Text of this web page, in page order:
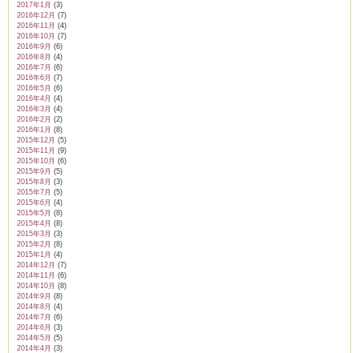
2017年1月 (3)
2016年12月 (7)
2016年11月 (4)
2016年10月 (7)
2016年9月 (6)
2016年8月 (4)
2016年7月 (6)
2016年6月 (7)
2016年5月 (6)
2016年4月 (4)
2016年3月 (4)
2016年2月 (2)
2016年1月 (8)
2015年12月 (5)
2015年11月 (9)
2015年10月 (6)
2015年9月 (5)
2015年8月 (3)
2015年7月 (5)
2015年6月 (4)
2015年5月 (8)
2015年4月 (8)
2015年3月 (3)
2015年2月 (8)
2015年1月 (4)
2014年12月 (7)
2014年11月 (6)
2014年10月 (8)
2014年9月 (8)
2014年8月 (4)
2014年7月 (6)
2014年6月 (3)
2014年5月 (5)
2014年4月 (3)